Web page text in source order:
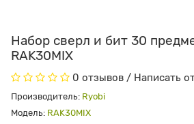
Набор сверл и бит 30
RAK30MIX
0 отзывов / Написать
Производитель: Ryobi
Модель: RAK30MIX